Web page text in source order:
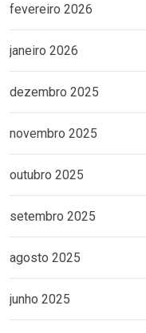
fevereiro 2026
janeiro 2026
dezembro 2025
novembro 2025
outubro 2025
setembro 2025
agosto 2025
junho 2025